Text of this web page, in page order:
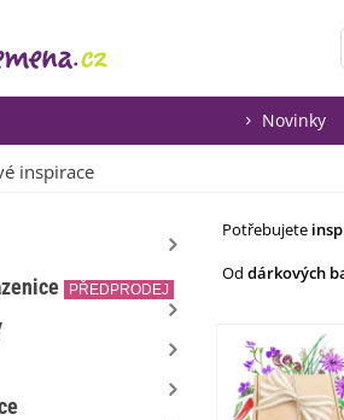
Novinky
inspirace
PŘEDPRODEJ
Potřebujete
Od dárkových